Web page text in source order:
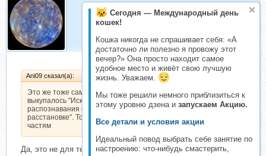
Сегодня — Международный день
кошек!
Кошка никогда не спрашивает себя: «А
достаточно ли полезно я провожу этот
вечер?» Она просто находит самое
удобное место и живёт свою лучшую
жизнь. Уважаем.
Мы тоже решили немного приблизиться к
этому уровню дзена и запускаем Акцию.
Все детали и условия акции
Идеальный повод выбрать себе занятие по
настроению: что-нибудь смастерить,
Меркурий
Ani09 сказал(а):
Это же тоже самое, что уже
выкупалось "Искусство
распознавания собвтий в
расстановке". Только разбито по
частям
Да, это не для тех, кто участвовал в полном курсе.